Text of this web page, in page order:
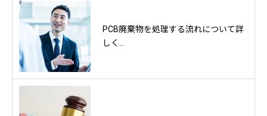
PCB廃棄物を処理する流れについて詳
しく...